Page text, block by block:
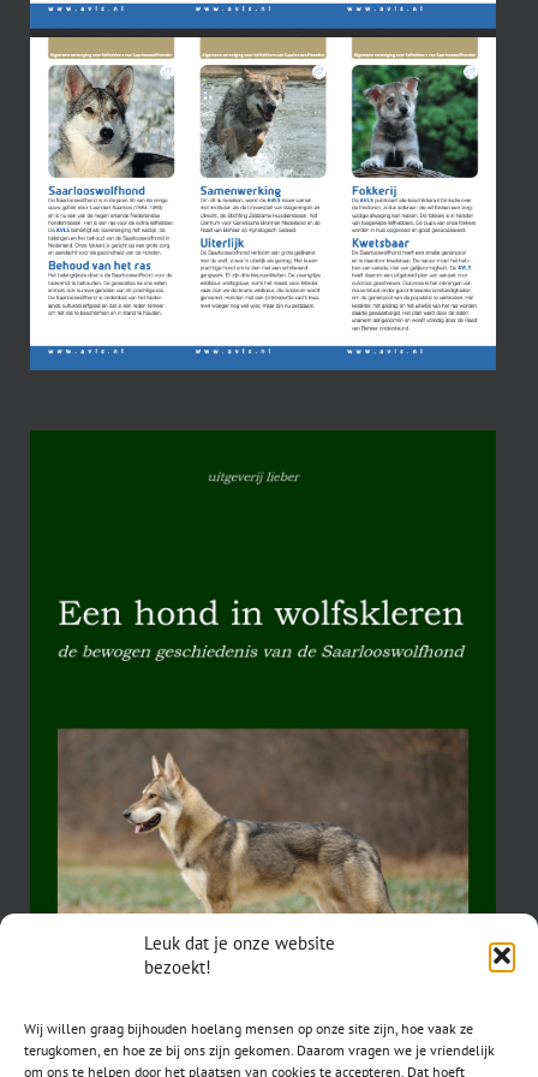
Leuk dat je onze website
bezoekt!
Wij willen graag bijhouden hoelang mensen op onze site zijn, hoe vaak ze
terugkomen, en hoe ze bij ons zijn gekomen. Daarom vragen we je vriendelijk
om ons te helpen door het plaatsen van cookies te accepteren. Dat hoeft